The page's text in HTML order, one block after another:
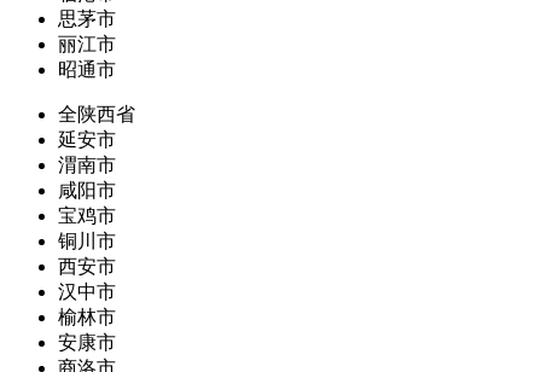
思茅市
丽江市
昭通市
全陕西省
延安市
渭南市
咸阳市
宝鸡市
铜川市
西安市
汉中市
榆林市
安康市
商洛市